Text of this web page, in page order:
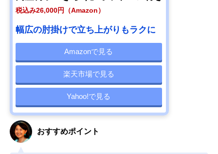
税込み26,000円（Amazon）
幅広の肘掛けで立ち上がりもラクに
Amazonで見る
楽天市場で見る
Yahoo!で見る
おすすめポイント